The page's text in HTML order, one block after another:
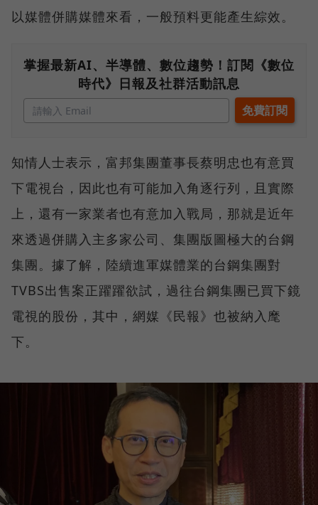
以媒體併購媒體來看，一般預料更能產生綜效。
掌握最新AI、半導體、數位趨勢！訂閱《數位
時代》日報及社群活動訊息
知情人士表示，富邦集團董事長蔡明忠也有意買
下電視台，因此也有可能加入角逐行列，且實際
上，還有一家業者也有意加入戰局，那就是近年
來透過併購入主多家公司、集團版圖極大的台鋼
集團。據了解，陸續進軍媒體業的台鋼集團對
TVBS出售案正躍躍欲試，過往台鋼集團已買下鏡
電視的股份，其中，網媒《民報》也被納入麾
下。